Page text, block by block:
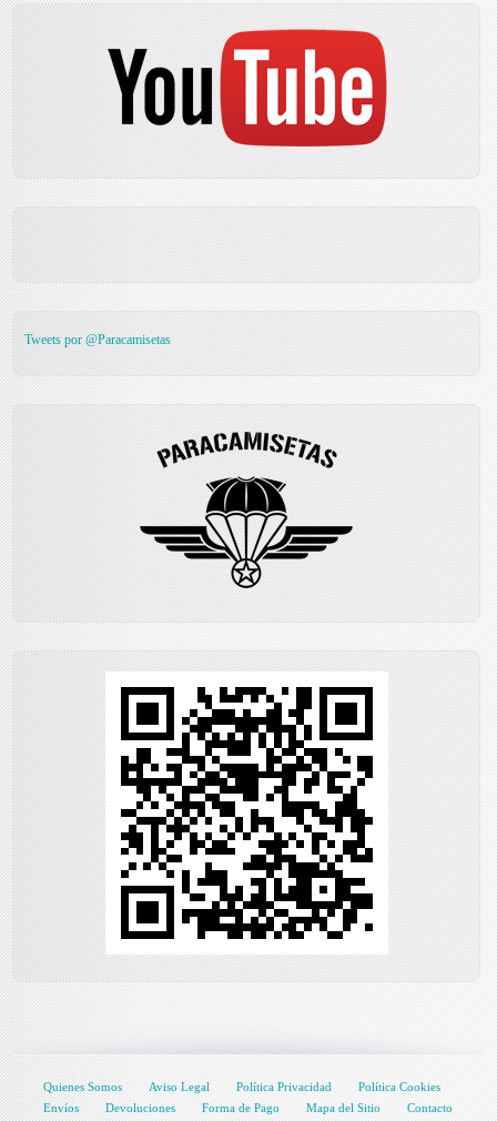
Tweets por @Paracamisetas
Quienes Somos Aviso Legal Política Privacidad
Política Cookies
Envíos
Devoluciones Forma de Pago Mapa del Sitio Contacto